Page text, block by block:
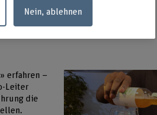
erfahren –
Leiter
die
Nein, ablehnen